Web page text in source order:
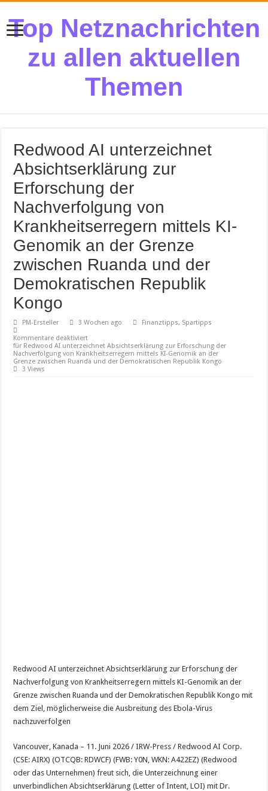
Top Netznachrichten
zu allen aktuellen
Themen
Redwood AI unterzeichnet
Absichtserklärung zur
Erforschung der
Nachverfolgung von
Krankheitserregern mittels KI-
Genomik an der Grenze
zwischen Ruanda und der
Demokratischen Republik
Kongo
PM-Ersteller 3 Wochen ago
Finanztipps, Spartipps
Kommentare deaktiviert
für Redwood AI unterzeichnet Absichtserklärung zur Erforschung der
Nachverfolgung von Krankheitserregern mittels KI-Genomik an der
Grenze zwischen Ruanda und der Demokratischen Republik Kongo
3 Views
Redwood AI unterzeichnet Absichtserklärung zur Erforschung der
Nachverfolgung von Krankheitserregern mittels KI-Genomik an der
Grenze zwischen Ruanda und der Demokratischen Republik Kongo mit
dem Ziel, möglicherweise die Ausbreitung des Ebola-Virus
nachzuverfolgen
Vancouver, Kanada – 11. Juni 2026 / IRW-Press / Redwood AI Corp.
(CSE: AIRX) (OTCQB: RDWCF) (FWB: Y0N, WKN: A422EZ) (Redwood
oder das Unternehmen) freut sich, die Unterzeichnung einer
unverbindlichen Absichtserklärung (Letter of Intent, LOI) mit Dr.